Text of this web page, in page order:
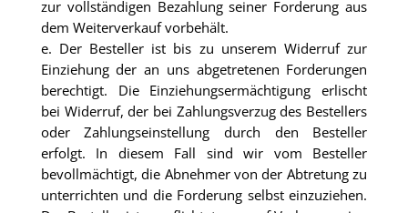
zur vollständigen Bezahlung seiner Forderung aus
dem Weiterverkauf vorbehält.
e. Der Besteller ist bis zu unserem Widerruf zur
Einziehung der an uns abgetretenen Forderungen
berechtigt. Die Einziehungsermächtigung erlischt
bei Widerruf, der bei Zahlungsverzug des Bestellers
oder Zahlungseinstellung durch den Besteller
erfolgt. In diesem Fall sind wir vom Besteller
bevollmächtigt, die Abnehmer von der Abtretung zu
unterrichten und die Forderung selbst einzuziehen.